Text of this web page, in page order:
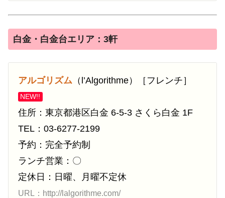
白金・白金台エリア：3軒
アルゴリズム （l’Algorithme）［フレンチ］
NEW!!
住所：東京都港区白金 6-5-3 さくら白金 1F
TEL：03-6277-2199
予約：完全予約制
ランチ営業：〇
定休日：日曜、月曜不定休
URL：http://lalgorithme.com/